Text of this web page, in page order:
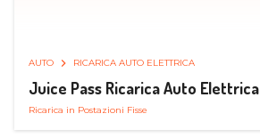
AUTO RICARICA AUTO ELETTRICA
Juice Pass Ricarica Auto Elettrica
Ricarica in Postazioni Fisse